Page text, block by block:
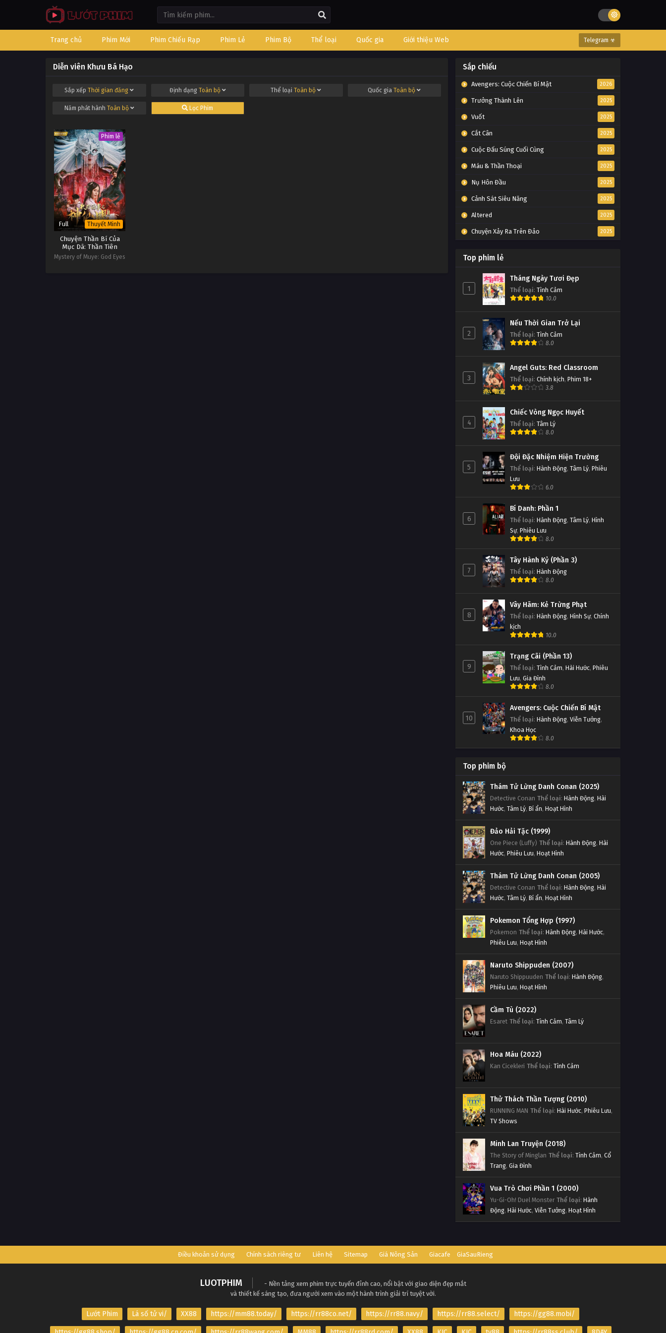
Trang chủ Phim Mới Phim Chiếu Rạp Phim Lẻ Phim Bộ Thể loại Quốc gia Giới thiệu Web Telegram ☣
Diễn viên Khưu Bá Hạo
Sắp xếpThời gian đăng Định dạng Toàn bộ Thể loạiToàn bộ Quốc giaToàn bộ
Năm phát hành Toàn bộ Lọc Phim
Phim lẻ
Full Thuyết Minh
Chuyện Thần Bí Của
Mục Dã: Thần Tiên
Nhãn
Mystery of Muye: God Eyes
Sắp chiếu
Avengers: Cuộc Chiến Bí Mật 2026
Trưởng Thành Lên 2025
Vuốt 2025
Cắt Cân 2025
Cuộc Đấu Súng Cuối Cùng 2025
Máu & Thần Thoại 2025
Nụ Hôn Đầu 2025
Cảnh Sát Siêu Năng 2025
Altered 2025
Chuyện Xảy Ra Trên Đảo 2025
Top phim lẻ
1
Tháng Ngày Tươi Đẹp
Thể loại: Tình Cảm
10.0
2
Nếu Thời Gian Trở Lại
Thể loại: Tình Cảm
8.0
3
Angel Guts: Red Classroom
Thể loại: Chính kịch, Phim 18+
3.8
4
Chiếc Vòng Ngọc Huyết
Thể loại: Tâm Lý
8.0
5
Đội Đặc Nhiệm Hiện Trường
Thể loại: Hành Động, Tâm Lý, Phiêu
Lưu
6.0
6
Bí Danh: Phần 1
Thể loại: Hành Động, Tâm Lý, Hình
Sự, Phiêu Lưu
8.0
7
Tây Hành Kỷ (Phần 3)
Thể loại: Hành Động
8.0
8
Vây Hãm: Kẻ Trừng Phạt
Thể loại: Hành Động, Hình Sự, Chính
kịch
10.0
9
Trạng Cãi (Phần 13)
Thể loại: Tình Cảm, Hài Hước, Phiêu
Lưu, Gia Đình
8.0
10
Avengers: Cuộc Chiến Bí Mật
Thể loại: Hành Động, Viễn Tưởng,
Khoa Học
8.0
Top phim bộ
Thám Tử Lừng Danh Conan (2025)
Detective Conan Thể loại: Hành Động, Hài
Hước, Tâm Lý, Bí ẩn, Hoạt Hình
Đảo Hải Tặc (1999)
One Piece (Luffy) Thể loại: Hành Động, Hài
Hước, Phiêu Lưu, Hoạt Hình
Thám Tử Lừng Danh Conan (2005)
Detective Conan Thể loại: Hành Động, Hài
Hước, Tâm Lý, Bí ẩn, Hoạt Hình
Pokemon Tổng Hợp (1997)
Pokemon Thể loại: Hành Động, Hài Hước,
Phiêu Lưu, Hoạt Hình
Naruto Shippuden (2007)
Naruto Shippuuden Thể loại: Hành Động,
Phiêu Lưu, Hoạt Hình
Cầm Tù (2022)
Esaret Thể loại: Tình Cảm, Tâm Lý
Hoa Máu (2022)
Kan Cicekleri Thể loại: Tình Cảm
Thử Thách Thần Tượng (2010)
RUNNING MAN Thể loại: Hài Hước, Phiêu Lưu,
TV Shows
Minh Lan Truyện (2018)
The Story of Minglan Thể loại: Tình Cảm, Cổ
Trang, Gia Đình
Vua Trò Chơi Phần 1 (2000)
Yu-Gi-Oh! Duel Monster Thể loại: Hành
Động, Hài Hước, Viễn Tưởng, Hoạt Hình
Điều khoản sử dụng Chính sách riêng tư Liên hệ Sitemap Giá Nông Sản Giacafe GiaSauRieng
LUOTPHIM
- Nền tảng xem phim trực tuyến đỉnh cao, nổi bật với giao diện đẹp mắt
và thiết kế sáng tạo, đưa người xem vào một hành trình giải trí tuyệt vời.
Lướt Phim Lá số tử vi/ XX88 https://mm88.today/ https://rr88co.net/ https://rr88.navy/ https://rr88.select/ https://gg88.mobi/